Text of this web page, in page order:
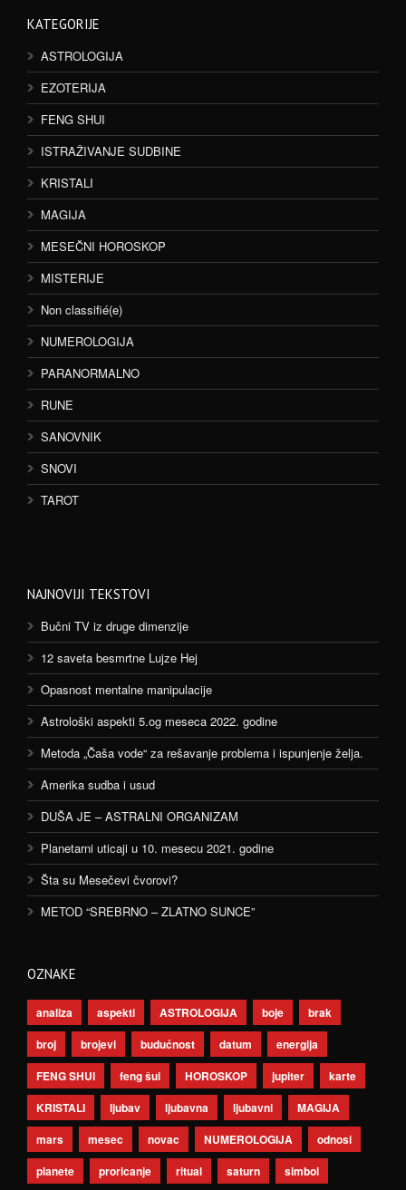
KATEGORIJE
ASTROLOGIJA
EZOTERIJA
FENG SHUI
ISTRAŽIVANJE SUDBINE
KRISTALI
MAGIJA
MESEČNI HOROSKOP
MISTERIJE
Non classifié(e)
NUMEROLOGIJA
PARANORMALNO
RUNE
SANOVNIK
SNOVI
TAROT
NAJNOVIJI TEKSTOVI
Bučni TV iz druge dimenzije
12 saveta besmrtne Lujze Hej
Opasnost mentalne manipulacije
Astrološki aspekti 5.og meseca 2022. godine
Metoda „Čaša vode“ za rešavanje problema i ispunjenje želja.
Amerika sudba i usud
DUŠA JE – ASTRALNI ORGANIZAM
Planetarni uticaji u 10. mesecu 2021. godine
Šta su Mesečevi čvorovi?
METOD “SREBRNO – ZLATNO SUNCE”
OZNAKE
analiza aspekti ASTROLOGIJA boje
brak
broj
brojevi budućnost datum
energija
FENG SHUI
feng šui HOROSKOP jupiter
karte
KRISTALI
ljubav ljubavna ljubavni
MAGIJA
mars
mesec novac NUMEROLOGIJA
odnosi
planete
proricanje ritual saturn simbol